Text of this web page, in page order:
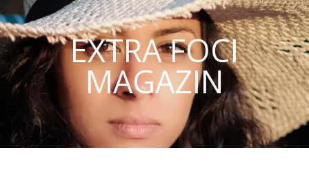
EXTRA FOCI
MAGAZIN